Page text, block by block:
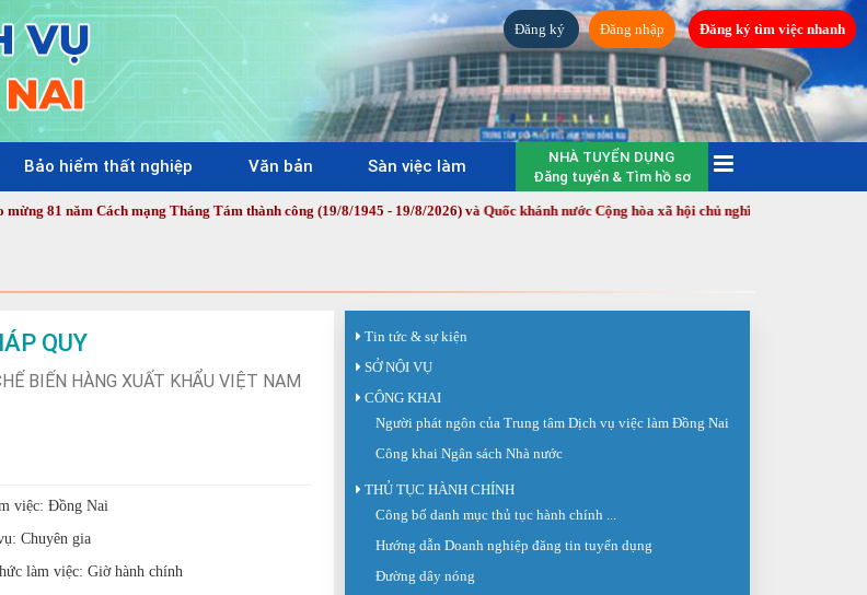
Đăng ký Đăng nhập Đăng ký tìm việc nhanh
Bảo hiểm thất nghiệp Văn bản Sàn việc làm
NHÀ TUYỂN DỤNG
Đăng tuyển & Tìm hồ sơ
Cách mạng Tháng Tám thành công (19/8/1945 - 19/8/2026) và Quốc khánh nước Cộng hòa xã hội chủ nghĩa Việt Nam (2/9/1945 - 2/
QUY
BIẾN HÀNG XUẤT KHẨU VIỆT NAM
việc: Đồng Nai
Chuyên gia
làm việc: Giờ hành chính
Tin tức & sự kiện
SỞ NỘI VỤ
CÔNG KHAI
Người phát ngôn của Trung tâm Dịch vụ việc làm Đồng Nai
Công khai Ngân sách Nhà nước
THỦ TỤC HÀNH CHÍNH
Công bố danh mục thủ tục hành chính ...
Hướng dẫn Doanh nghiệp đăng tin tuyển dụng
Đường dây nóng
Sàn giao dịch việc làm lần thứ 08 năm 2026: Hơn 4.300 cơ hội...
Sáng ngày 03/8/2026, Trung tâm Dịch vụ việc làm Đồng Nai tổ